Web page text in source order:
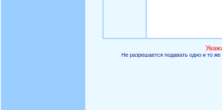
Не разрешается подавать одно и то